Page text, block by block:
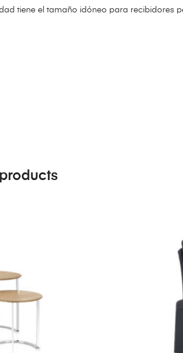
tiene el tamaño idóneo para recibidores